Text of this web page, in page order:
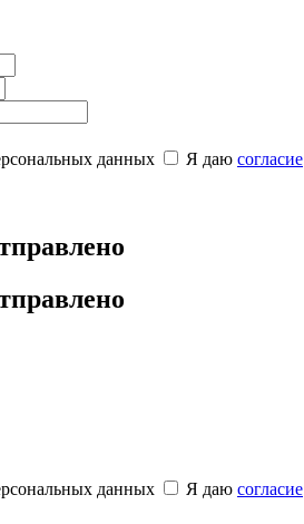
данных Я даю согласие
данных Я даю согласие